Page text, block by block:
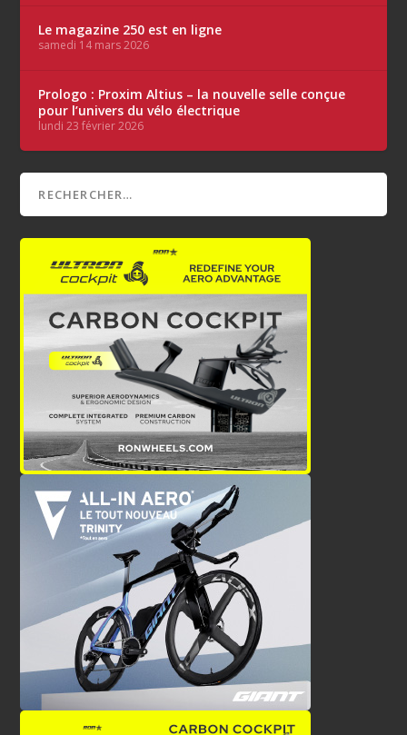
Le magazine 250 est en ligne
samedi 14 mars 2026
Prologo : Proxim Altius – la nouvelle selle conçue
pour l’univers du vélo électrique
lundi 23 février 2026